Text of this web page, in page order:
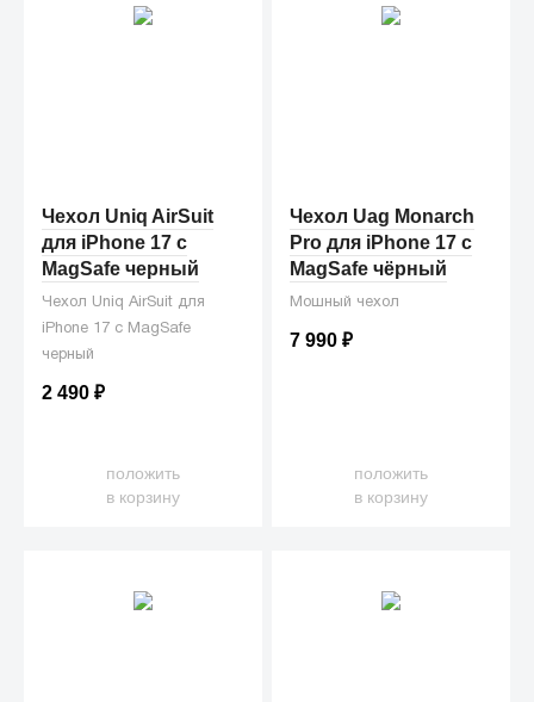
Чехол Uniq AirSuit
для iPhone 17 с
MagSafe черный
Чехол Uniq AirSuit для
iPhone 17 с MagSafe
черный
2 490₽
положить
в корзину
Чехол Uag Monarch
Pro для iPhone 17 c
MagSafe чёрный
Мошный чехол
7 990₽
положить
в корзину